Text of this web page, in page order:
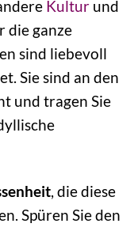
Kultur und
die ganze
sind liebevoll
Sie sind an den
und tragen Sie
, die diese
Spüren Sie den